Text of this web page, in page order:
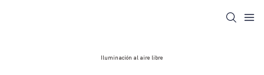
Iluminación al aire libre